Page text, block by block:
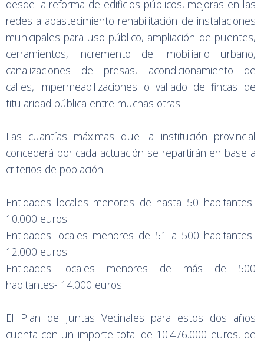
desde la reforma de edificios públicos, mejoras en las
redes a abastecimiento rehabilitación de instalaciones
municipales para uso público, ampliación de puentes,
cerramientos, incremento del mobiliario urbano,
canalizaciones de presas, acondicionamiento de
calles, impermeabilizaciones o vallado de fincas de
titularidad pública entre muchas otras.
Las cuantías máximas que la institución provincial
concederá por cada actuación se repartirán en base a
criterios de población:
Entidades locales menores de hasta 50 habitantes-
10.000 euros.
Entidades locales menores de 51 a 500 habitantes-
12.000 euros
Entidades locales menores de más de 500
habitantes- 14.000 euros
El Plan de Juntas Vecinales para estos dos años
cuenta con un importe total de 10.476.000 euros, de